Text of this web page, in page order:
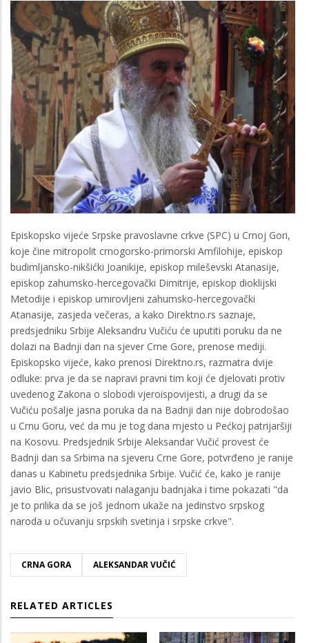
Episkopsko vijeće Srpske pravoslavne crkve (SPC) u Crnoj Gori,
koje čine mitropolit crnogorsko-primorski Amfilohije, episkop
budimljansko-nikšićki Joanikije, episkop mileševski Atanasije,
episkop zahumsko-hercegovački Dimitrije, episkop dioklijski
Metodije i episkop umirovljeni zahumsko-hercegovački
Atanasije, zasjeda večeras, a kako Direktno.rs saznaje,
predsjedniku Srbije Aleksandru Vučiću će uputiti poruku da ne
dolazi na Badnji dan na sjever Crne Gore, prenose mediji.
Episkopsko vijeće, kako prenosi Direktno.rs, razmatra dvije
odluke: prva je da se napravi pravni tim koji će djelovati protiv
uvedenog Zakona o slobodi vjeroispovijesti, a drugi da se
Vučiću pošalje jasna poruka da na Badnji dan nije dobrodošao
u Crnu Goru, već da mu je tog dana mjesto u Pećkoj patrijaršiji
na Kosovu. Predsjednik Srbije Aleksandar Vučić provest će
Badnji dan sa Srbima na sjeveru Crne Gore, potvrđeno je ranije
danas u Kabinetu predsjednika Srbije. Vučić će, kako je ranije
javio Blic, prisustvovati nalaganju badnjaka i time pokazati "da
je to prilika da se još jednom ukaže na jedinstvo srpskog
naroda u očuvanju srpskih svetinja i srpske crkve".
CRNA GORA ALEKSANDAR VUČIĆ
RELATED ARTICLES